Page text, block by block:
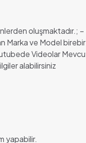
oluşmaktadır.;
Marka ve Model
Videolar
alabilirsiniz
yapabilir.